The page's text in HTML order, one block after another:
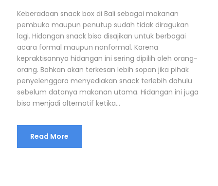
Keberadaan snack box di Bali sebagai makanan
pembuka maupun penutup sudah tidak diragukan
lagi. Hidangan snack bisa disajikan untuk berbagai
acara formal maupun nonformal. Karena
kepraktisannya hidangan ini sering dipilih oleh orang-
orang. Bahkan akan terkesan lebih sopan jika pihak
penyelenggara menyediakan snack terlebih dahulu
sebelum datanya makanan utama. Hidangan ini juga
bisa menjadi alternatif ketika...
Read More